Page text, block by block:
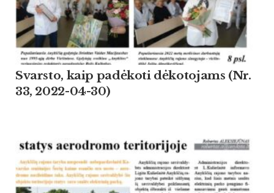
Svarsto, kaip padėkoti dėkotojams (Nr.
33, 2022-04-30)